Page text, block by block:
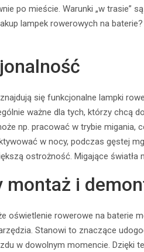
po mieście. Warunki „w trasie”
lampek rowerowych na
się funkcjonalne lampki
ważne dla tych, którzy chcą
np. pracować w trybie migania,
w nocy, podczas gęstej
ostrożność. Migające światła
montaż i
oświetlenie rowerowe na baterie
Stanowi to znaczące
w dowolnym momencie. Dzięki